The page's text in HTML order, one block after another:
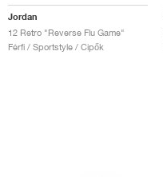
Jordan
12 Retro "Reverse Flu Game"
Férfi / Sportstyle / Cipők